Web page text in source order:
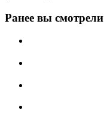
Ранее вы смотрели